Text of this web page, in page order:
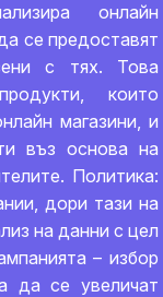
онлайн
се предоставят
с тях. Това
които
магазини, и
въз основа на
Политика:
дори тази на
на данни с цел
– избор
да се увеличат